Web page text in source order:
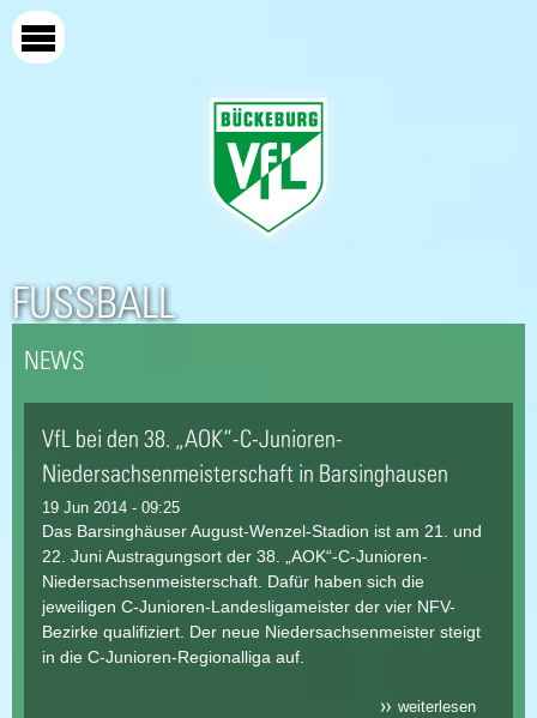
FUSSBALL
NEWS
VfL bei den 38. „AOK“-C-Junioren-
Niedersachsenmeisterschaft in Barsinghausen
19 Jun 2014 - 09:25
Das Barsinghäuser August-Wenzel-Stadion ist am 21. und
22. Juni Austragungsort der 38. „AOK“-C-Junioren-
Niedersachsenmeisterschaft. Dafür haben sich die
jeweiligen C-Junioren-Landesligameister der vier NFV-
Bezirke qualifiziert. Der neue Niedersachsenmeister steigt
in die C-Junioren-Regionalliga auf.
weiterlesenüber vfl